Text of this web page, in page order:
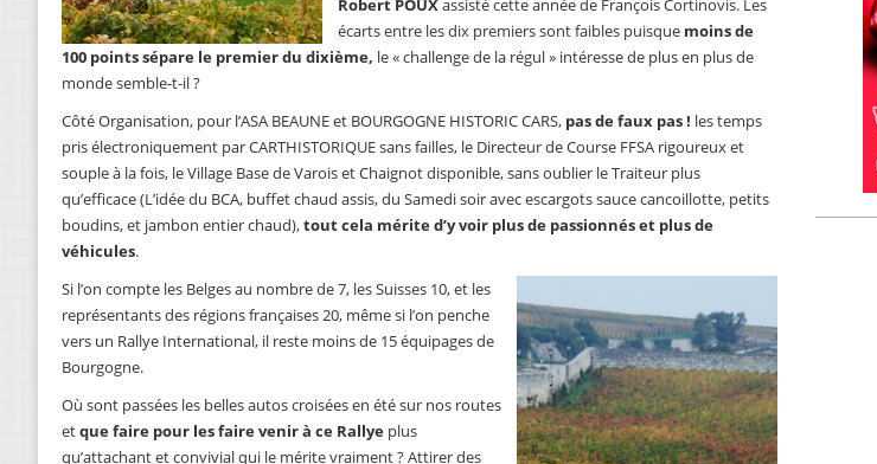
Robert POUXassisté cette année de François Cortinovis. Les
écarts entre les dix premiers sont faibles puisque moins de
100 points sépare le premier du dixième, le « challenge de la régul » intéresse de plus en plus de
monde semble-t-il ?
Côté Organisation, pour l’ASA BEAUNE et BOURGOGNE HISTORIC CARS, pas de faux pas ! les temps
pris électroniquement par CARTHISTORIQUE sans failles, le Directeur de Course FFSA rigoureux et
souple à la fois, le Village Base de Varois et Chaignot disponible, sans oublier le Traiteur plus
qu’efficace (L’idée du BCA, buffet chaud assis, du Samedi soir avec escargots sauce cancoillotte, petits
boudins, et jambon entier chaud),tout cela mérite d’y voir plus de passionnés et plus de
véhicules.
Si l’on compte les Belges au nombre de 7, les Suisses 10, et les
représentants des régions françaises 20, même si l’on penche
vers un Rallye International, il reste moins de 15 équipages de
Bourgogne.
Où sont passées les belles autos croisées en été sur nos routes
etque faire pour les faire venir à ce Rallye plus
qu’attachant et convivial qui le mérite vraiment ? Attirer des